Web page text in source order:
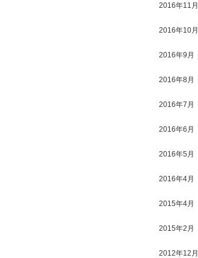
2016年11月
2016年10月
2016年9月
2016年8月
2016年7月
2016年6月
2016年5月
2016年4月
2015年4月
2015年2月
2012年12月